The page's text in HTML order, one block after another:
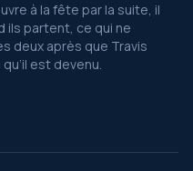
à la fête par la suite, il
ils partent, ce qui ne
deux après que Travis
est devenu.